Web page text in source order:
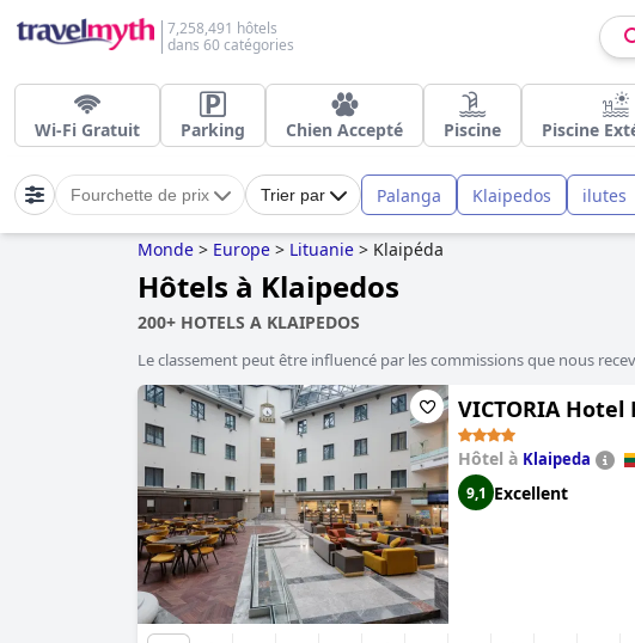
7,258,491 hôtels
dans 60 catégories
Wi-Fi Gratuit Parking Chien Accepté Piscine Piscine
Fourchette de prix Trier par Palanga Klaipedos ilutes
Monde > Europe > Lituanie > Klaipéda
Hôtels à Klaipedos
200+ HOTELS A KLAIPEDOS
Le classement peut être influencé par les commissions que nous
VICTORIA Hotel
Hôtel à Klaipeda
9,1 Excellent